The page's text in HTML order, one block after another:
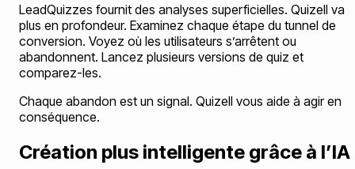
LeadQuizzes fournit des analyses superficielles. Quizell va
plus en profondeur. Examinez chaque étape du tunnel de
conversion. Voyez où les utilisateurs s’arrêtent ou
abandonnent. Lancez plusieurs versions de quiz et
comparez-les.
Chaque abandon est un signal. Quizell vous aide à agir en
conséquence.
Création plus intelligente grâce à l’IA